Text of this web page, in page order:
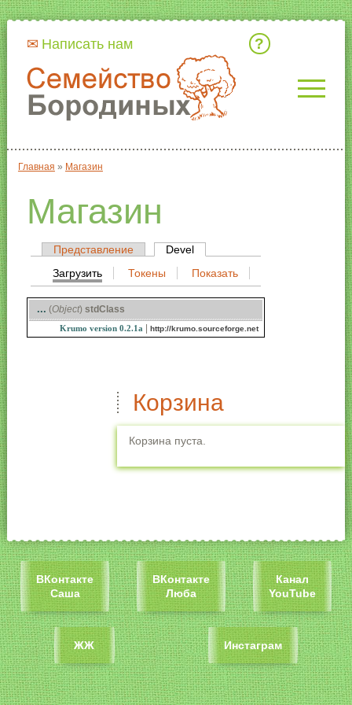
Написать нам
Вы здесь
Главная » Магазин
Магазин
Главные вкладки
Представление Devel(активная вкладка)
Вторичные вкладки
Загрузить(активная вкладка)
Токены Показать
... (Object) stdClass
Krumo version 0.2.1a| http://krumo.sourceforge.net
Корзина
Корзина пуста.
ВКонтакте
Саша
ВКонтакте
Люба
Канал
YouTube
ЖЖ Инстаграм